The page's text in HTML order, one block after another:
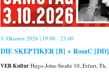
DIE SKEPTIKER [B] + RosaC
3. Oktober 2026 | 19:00- 23:00
VEB Kultur Hugo-John-Straße 10, Erfurt, Th,